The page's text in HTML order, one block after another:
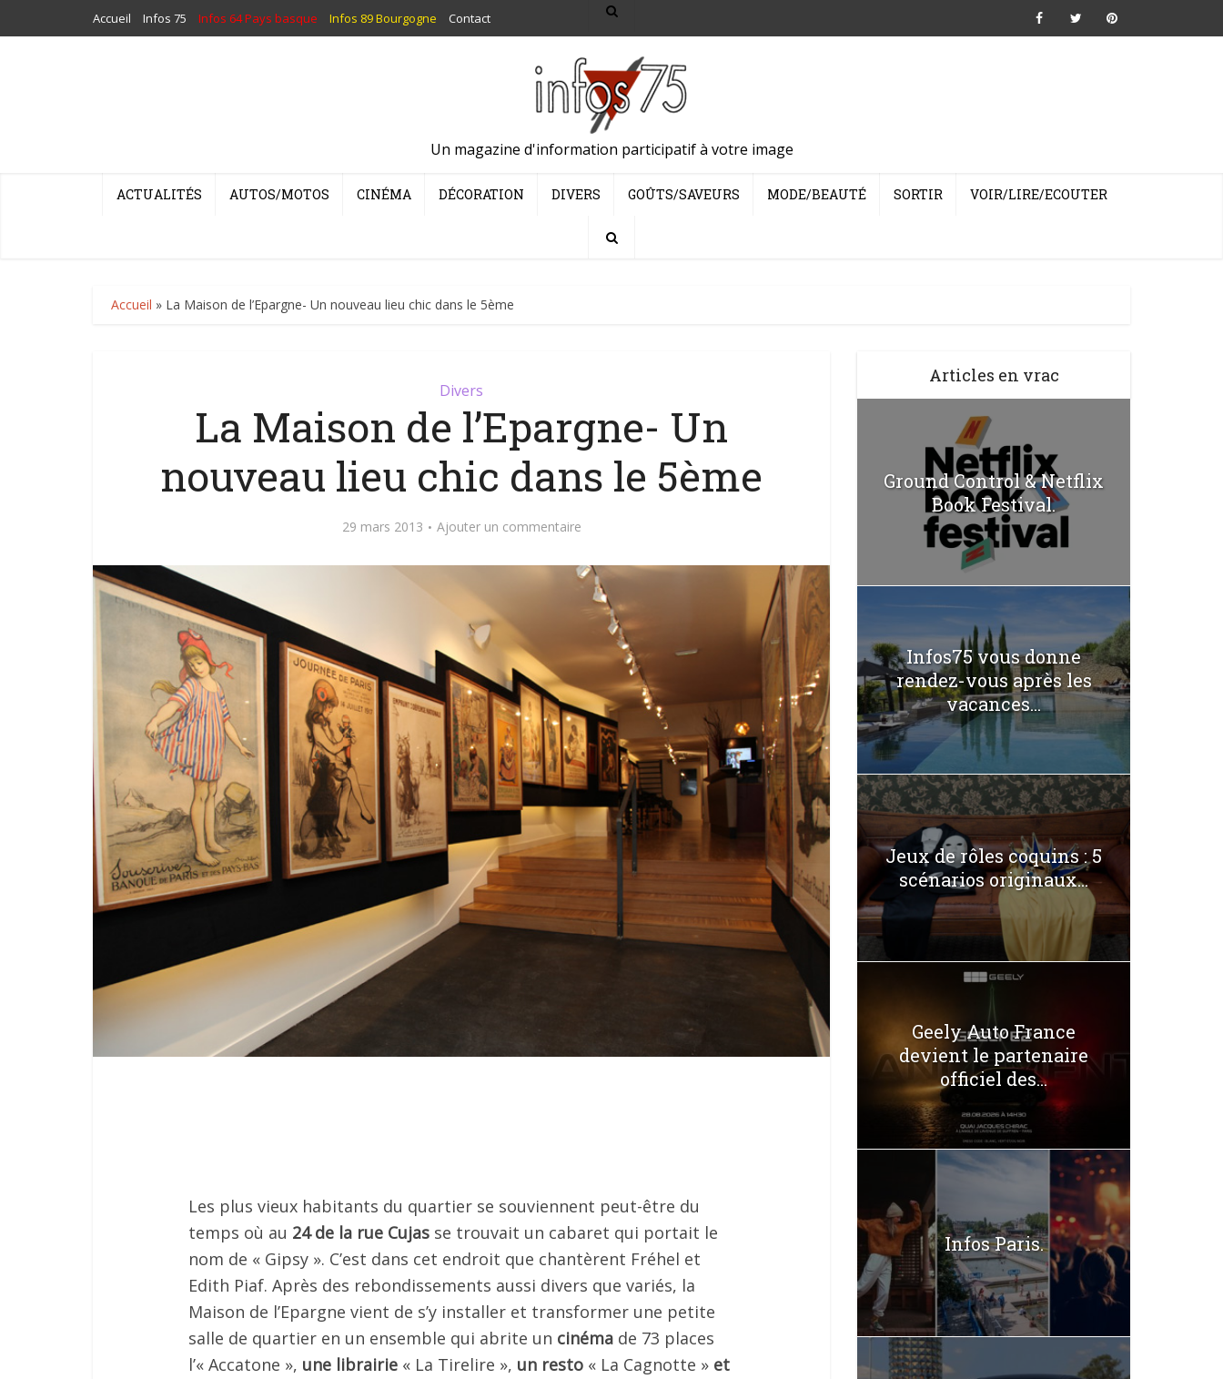
Accueil Infos 75 Infos 64 Pays basque Infos 89 Bourgogne Contact
Un magazine d'information participatif à votre image
ACTUALITÉS AUTOS/MOTOS CINÉMA DÉCORATION DIVERS GOÛTS/SAVEURS MODE/BEAUTÉ SORTIR VOIR/LIRE/ECOUTER
Accueil » La Maison de l’Epargne- Un nouveau lieu chic dans le 5ème
Divers
La Maison de l’Epargne- Un
nouveau lieu chic dans le 5ème
29 mars 2013 Ajouter un commentaire
Les plus vieux habitants du quartier se souviennent peut-être du
temps où au 24 de la rue Cujas se trouvait un cabaret qui portait le
nom de « Gipsy ». C’est dans cet endroit que chantèrent Fréhel et
Edith Piaf. Après des rebondissements aussi divers que variés, la
Maison de l’Epargne vient de s’y installer et transformer une petite
salle de quartier en un ensemble qui abrite un cinéma de 73 places
l’« Accatone », une librairie « La Tirelire », un resto « La Cagnotte » et
Articles en vrac
Ground Control & Netflix
Book Festival.
Infos75 vous donne
rendez-vous après les
vacances...
Jeux de rôles coquins : 5
scénarios originaux...
Geely Auto France
devient le partenaire
officiel des...
Infos Paris.